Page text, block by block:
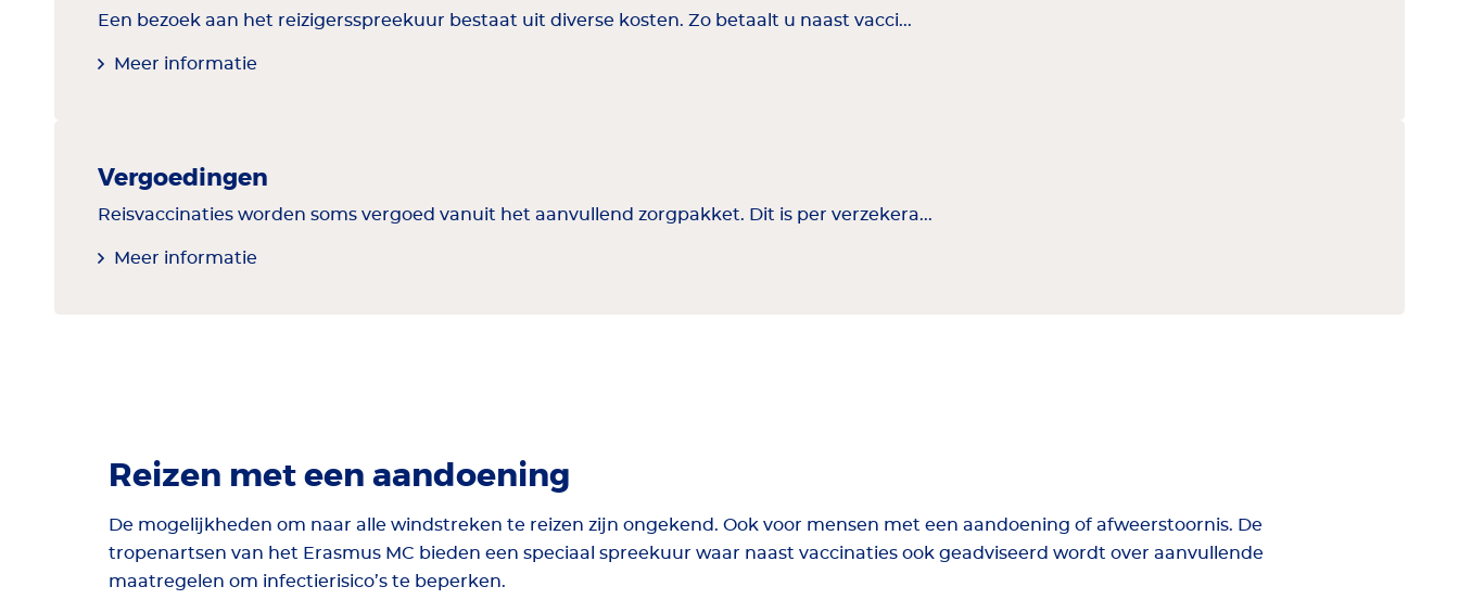
Een bezoek aan het reizigersspreekuur bestaat uit diverse kosten. Zo betaalt u naast vacci...
Meer informatie
Vergoedingen
Reisvaccinaties worden soms vergoed vanuit het aanvullend zorgpakket. Dit is per verzekera...
Meer informatie
Reizen met een aandoening
De mogelijkheden om naar alle windstreken te reizen zijn ongekend. Ook voor mensen met een aandoening of afweerstoornis. De
tropenartsen van het Erasmus MC bieden een speciaal spreekuur waar naast vaccinaties ook geadviseerd wordt over aanvullende
maatregelen om infectierisico’s te beperken.